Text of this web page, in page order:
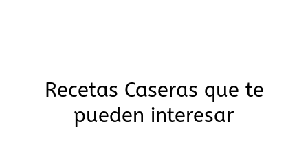
Recetas Caseras que te
pueden interesar